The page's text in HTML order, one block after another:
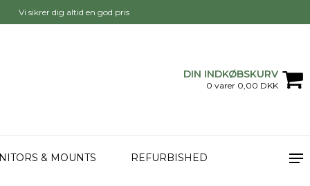
Vi sikrer dig altid en god pris
DIN INDKØBSKURV
0 varer 0,00 DKK
& MOUNTS REFURBISHED